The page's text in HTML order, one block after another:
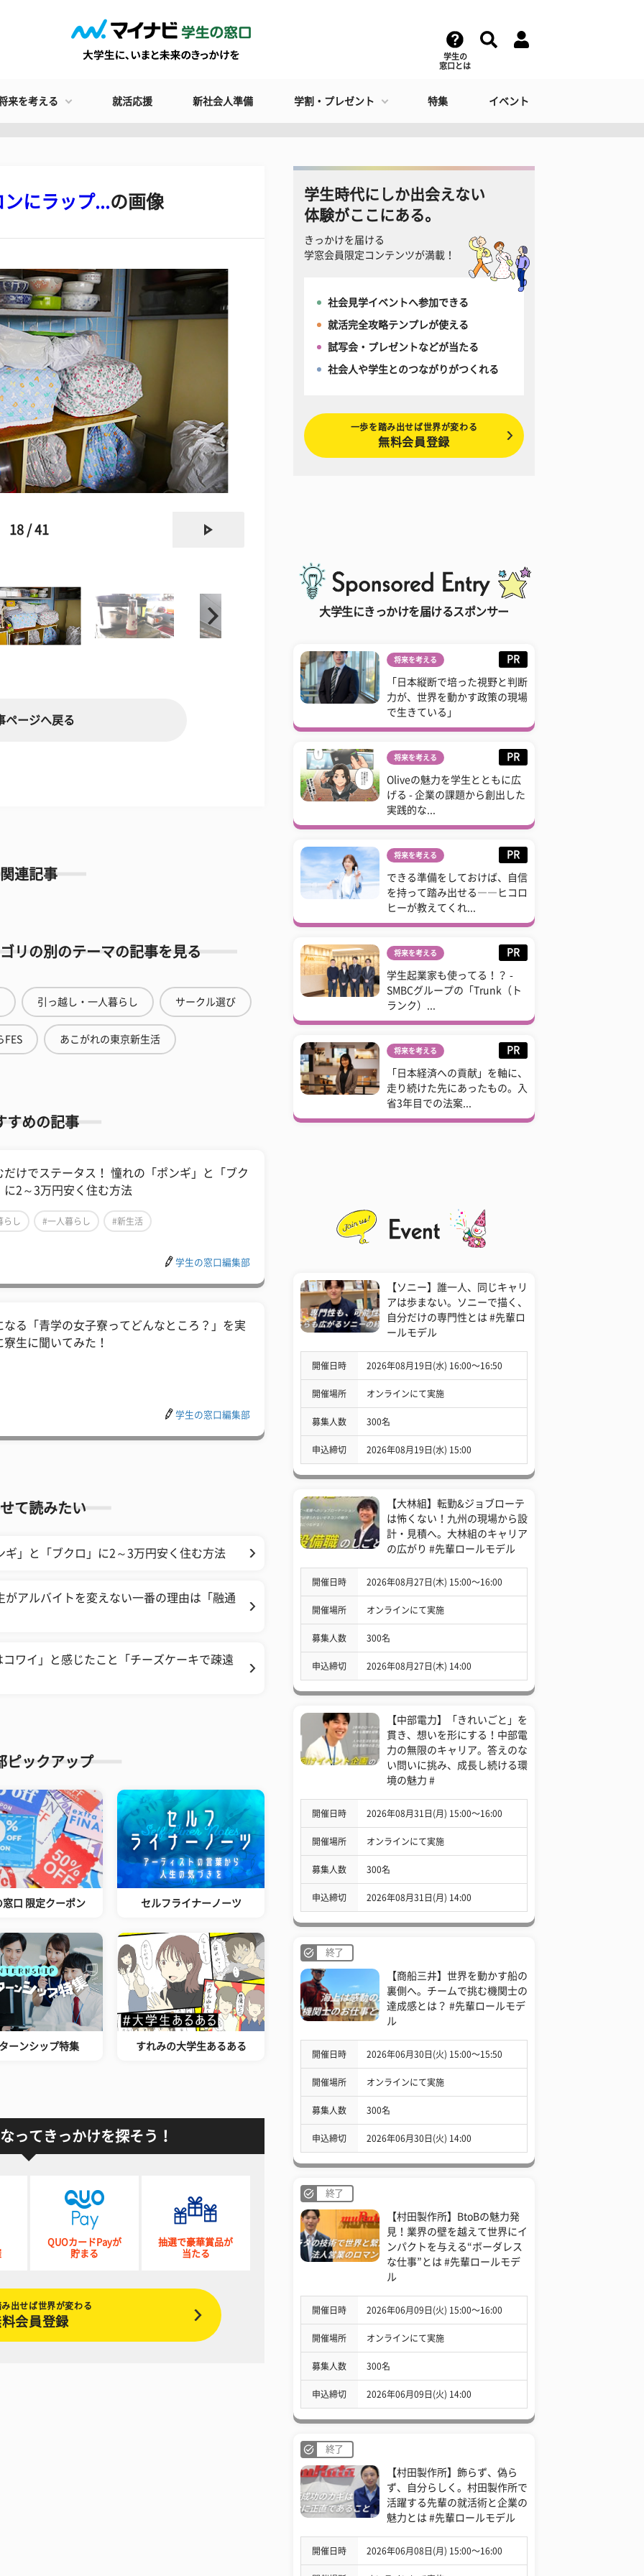
学生の
窓口とは
来を考える 就活応援 新社会人準備 学割・プレゼント 特集 イベント
にラップ...の画像
18 / 41
ページへ戻る
関連記事
リの別のテーマの記事を見る
引っ越し・一人暮らし サークル選び
FES あこがれの東京新生活
すめの記事
だけでステータス！ 憧れの「ポンギ」と「ブク
に2～3万円安く住む方法
らし #一人暮らし #新生活
学生の窓口編集部
なる「青学の女子寮ってどんなところ？」を実
寮生に聞いてみた！
学生の窓口編集部
て読みたい
」と「ブクロ」に2～3万円安く住む方法
アルバイトを変えない一番の理由は「融通
ワイ」と感じたこと「チーズケーキで疎遠
ピックアップ
窓口 限定クーポン セルフライナーノーツ
ーンシップ特集 すれみの大学生あるある
ってきっかけを探そう！
QUOカードPayが
貯まる
抽選で豪華賞品が
当たる
出せば世界が変わる
会員登録
学生時代にしか出会えない
体験がここにある。
きっかけを届ける
学窓会員限定コンテンツが満載！
社会見学イベントへ参加できる
就活完全攻略テンプレが使える
試写会・プレゼントなどが当たる
社会人や学生とのつながりがつくれる
一歩を踏み出せば世界が変わる
無料会員登録
大学生にきっかけを届けるスポンサー
将来を考える PR
「日本縦断で培った視野と判断
力が、世界を動かす政策の現場
で生きている」
将来を考える PR
Oliveの魅力を学生とともに広
げる - 企業の課題から創出した
実践的な...
将来を考える PR
できる準備をしておけば、自信
を持って踏み出せる――ヒコロ
ヒーが教えてくれ...
将来を考える PR
学生起業家も使ってる！？ -
SMBCグループの「Trunk（ト
ランク）...
将来を考える PR
「日本経済への貢献」を軸に、
走り続けた先にあったもの。入
省3年目での法案...
【ソニー】誰一人、同じキャリ
アは歩まない。ソニーで描く、
自分だけの専門性とは #先輩ロ
ールモデル
開催日時 2026年08月19日(水) 16:00〜16:50
開催場所 オンラインにて実施
募集人数 300名
申込締切 2026年08月19日(水) 15:00
【大林組】転勤&ジョブローテ
は怖くない！九州の現場から設
計・見積へ。大林組のキャリア
の広がり #先輩ロールモデル
開催日時 2026年08月27日(木) 15:00〜16:00
開催場所 オンラインにて実施
募集人数 300名
申込締切 2026年08月27日(木) 14:00
【中部電力】「きれいごと」を
貫き、想いを形にする！中部電
力の無限のキャリア。答えのな
い問いに挑み、成長し続ける環
境の魅力 #
開催日時 2026年08月31日(月) 15:00〜16:00
開催場所 オンラインにて実施
募集人数 300名
申込締切 2026年08月31日(月) 14:00
終了
【商船三井】世界を動かす船の
裏側へ。チームで挑む機関士の
達成感とは？ #先輩ロールモデ
ル
開催日時 2026年06月30日(火) 15:00〜15:50
開催場所 オンラインにて実施
募集人数 300名
申込締切 2026年06月30日(火) 14:00
終了
【村田製作所】BtoBの魅力発
見！業界の壁を越えて世界にイ
ンパクトを与える“ボーダレス
な仕事”とは #先輩ロールモデ
ル
開催日時 2026年06月09日(火) 15:00〜16:00
開催場所 オンラインにて実施
募集人数 300名
申込締切 2026年06月09日(火) 14:00
終了
【村田製作所】飾らず、偽ら
ず、自分らしく。村田製作所で
活躍する先輩の就活術と企業の
魅力とは #先輩ロールモデル
開催日時 2026年06月08日(月) 15:00〜16:00